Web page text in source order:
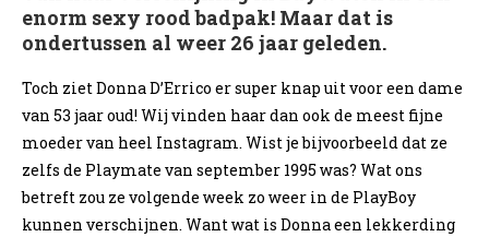
enorm sexy rood badpak! Maar dat is
ondertussen al weer 26 jaar geleden.
Toch ziet Donna D’Errico er super knap uit voor een dame
van 53 jaar oud! Wij vinden haar dan ook de meest fijne
moeder van heel Instagram. Wist je bijvoorbeeld dat ze
zelfs de Playmate van september 1995 was? Wat ons
betreft zou ze volgende week zo weer in de PlayBoy
kunnen verschijnen. Want wat is Donna een lekkerding